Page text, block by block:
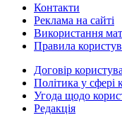
Контакти
Реклама на сайті
Використання
Правила
Договір
Політика у сфері
Угода щодо
Редакція